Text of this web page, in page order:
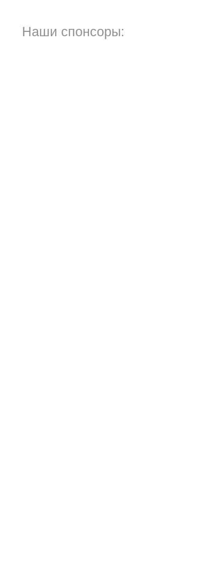
Наши спонсоры: